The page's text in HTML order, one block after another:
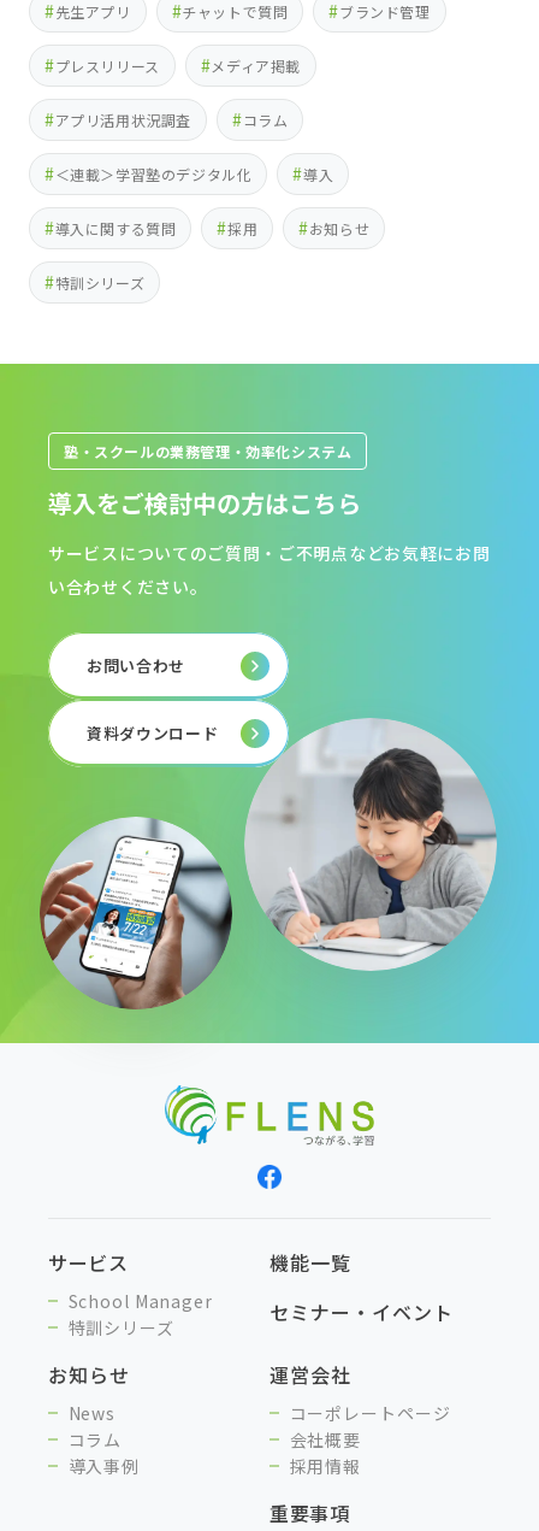
先生アプリ チャットで質問 ブランド管理
プレスリリース メディア掲載
アプリ活用状況調査 コラム
＜連載＞学習塾のデジタル化 導入
導入に関する質問 採用 お知らせ
特訓シリーズ
塾・スクールの業務管理・効率化システム
導入をご検討中の方はこちら
サービスについてのご質問・ご不明点などお気軽にお問
い合わせください。
お問い合わせ
資料ダウンロード
サービス
School Manager
特訓シリーズ
機能一覧
セミナー・イベント
お知らせ
News
コラム
導入事例
運営会社
コーポレートページ
会社概要
採用情報
重要事項